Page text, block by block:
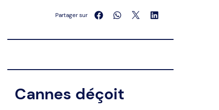
Partager sur
Cannes déçoit